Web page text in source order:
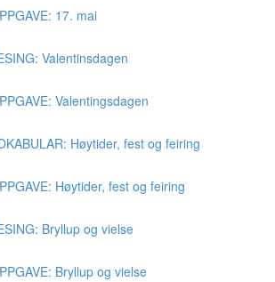
17. mai
Valentinsdagen
Valentingsdagen
Høytider, fest og feiring
Høytider, fest og feiring
Bryllup og vielse
Bryllup og vielse